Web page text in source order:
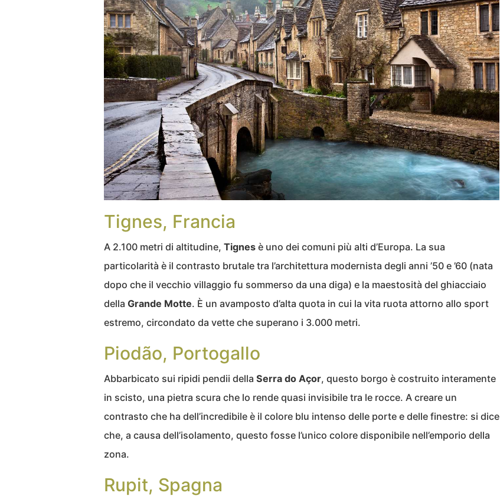
Tignes, Francia
A 2.100 metri di altitudine, Tignes è uno dei comuni più alti d’Europa. La sua
particolarità è il contrasto brutale tra l’architettura modernista degli anni ’50 e ’60 (nata
dopo che il vecchio villaggio fu sommerso da una diga) e la maestosità del ghiacciaio
della Grande Motte. È un avamposto d’alta quota in cui la vita ruota attorno allo sport
estremo, circondato da vette che superano i 3.000 metri.
Piodão, Portogallo
Abbarbicato sui ripidi pendii della Serra do Açor, questo borgo è costruito interamente
in scisto, una pietra scura che lo rende quasi invisibile tra le rocce. A creare un
contrasto che ha dell’incredibile è il colore blu intenso delle porte e delle finestre: si dice
che, a causa dell’isolamento, questo fosse l’unico colore disponibile nell’emporio della
zona.
Rupit, Spagna